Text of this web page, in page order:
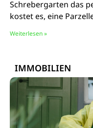
Schrebergarten das
kostet es, eine
Weiterlesen »
IMMOBILIEN